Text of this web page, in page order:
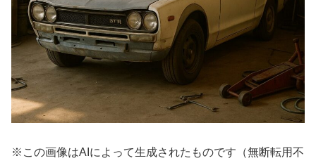
※この画像はAIによって生成されたものです（無断転用不